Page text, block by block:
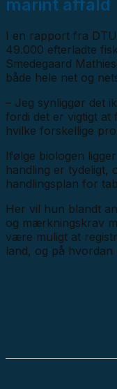
marint affald
I en rapport fra
49.000 efterladte
Smedegaard
både hele net og
– Jeg synliggør det
fordi det er vigtigt at
hvilke forskellige
Ifølge biologen
handling er tydeligt,
handlingsplan for
Her vil hun blandt
og mærkningskrav
være muligt at
land, og på